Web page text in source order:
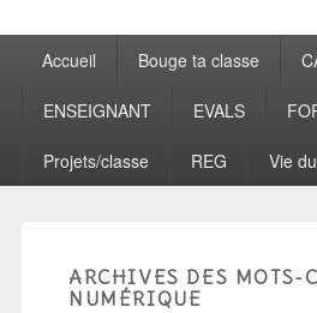
MenuAccueil Bouge ta classe
ENSEIGNANT EVALS
Projets/classe REG Vie
ARCHIVES DES MOTS-
NUMÉRIQUE